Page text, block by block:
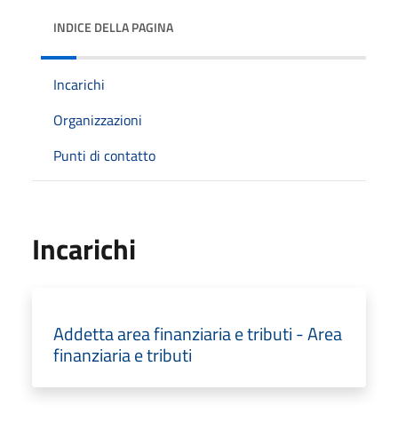
INDICE DELLA PAGINA
Incarichi
Organizzazioni
Punti di contatto
Incarichi
Addetta area finanziaria e tributi - Area
finanziaria e tributi